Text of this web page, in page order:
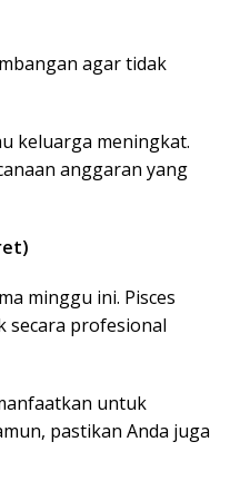
agar tidak
keluarga meningkat.
anggaran yang
minggu ini. Pisces
secara profesional
untuk
pastikan Anda juga